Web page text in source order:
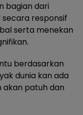
bagian dari
secara responsif
serta menekan
berdasarkan
dunia kan ada
akan patuh dan